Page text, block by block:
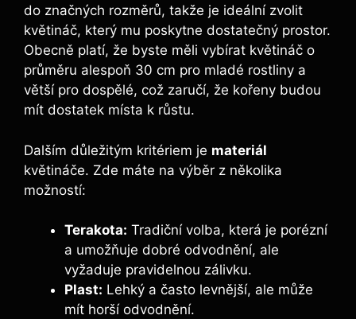
do značných rozměrů, takže je ideální zvolit
květináč, který mu poskytne dostatečný prostor.
Obecně platí, že byste měli vybírat květináč o
průměru alespoň 30 cm pro mladé rostliny a
větší pro dospělé, což zaručí, že kořeny budou
mít dostatek místa k růstu.
Dalším důležitým kritériem je materiál
květináče. Zde máte na výběr z několika
možností:
Terakota: Tradiční volba, která je porézní
a umožňuje dobré odvodnění, ale
vyžaduje pravidelnou zálivku.
Plast: Lehký a často levnější, ale může
mít horší odvodnění.